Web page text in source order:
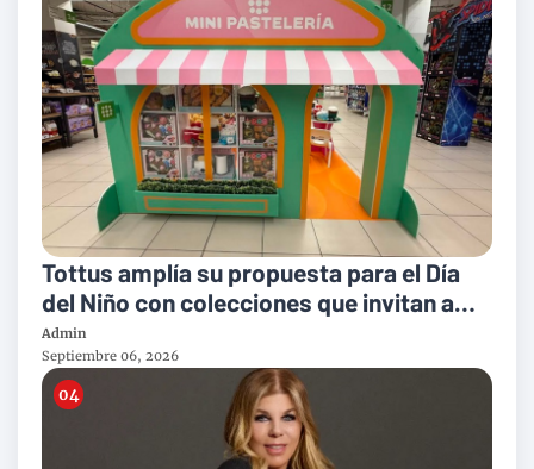
Tottus amplía su propuesta para el Día
del Niño con colecciones que invitan a
jugar, crear e imaginar
Admin
Septiembre 06, 2026